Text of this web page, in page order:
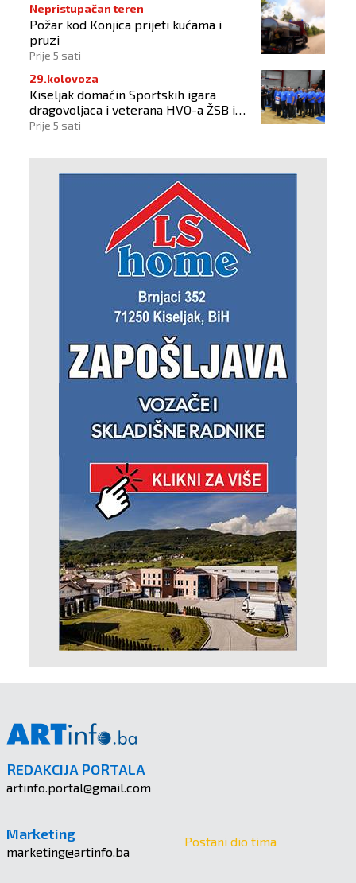
Nepristupačan teren
Požar kod Konjica prijeti kućama i
pruzi
Prije 5 sati
29.kolovoza
Kiseljak domaćin Sportskih igara
dragovoljaca i veterana HVO-a ŽSB i
Dana branitelja
Prije 5 sati
REDAKCIJA PORTALA
artinfo.portal@gmail.com
Marketing
marketing@artinfo.ba
Postani dio tima